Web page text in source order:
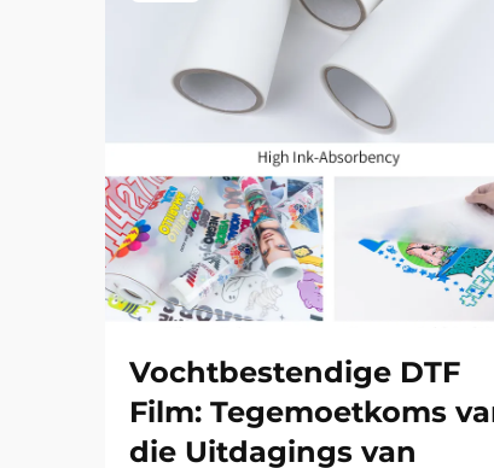
Vochtbestendige DTF
Film: Tegemoetkoms
die Uitdagings van